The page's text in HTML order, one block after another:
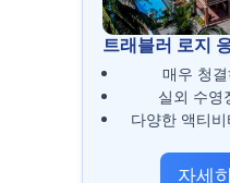
트래블러 로지
매우 청
실외 수영
다양한 액티
자세